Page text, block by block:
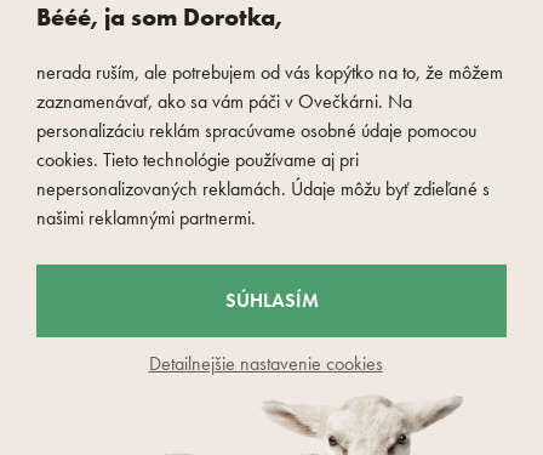
© 2026 Oveckaren.sk - Czech Wool company s.r.o
Nahlásiť chybný obsah Nastavenie cookies
Zásady spracovania osobných údajov
Bééé, ja som Dorotka,
nerada ruším, ale potrebujem od vás kopýtko na to, že môžem
zaznamenávať, ako sa vám páči v Ovečkárni. Na
personalizáciu reklám spracúvame osobné údaje pomocou
cookies. Tieto technológie používame aj pri
nepersonalizovaných reklamách. Údaje môžu byť zdieľané s
našimi reklamnými partnermi.
Detailnejšie nastavenie cookies
SÚHLASÍM